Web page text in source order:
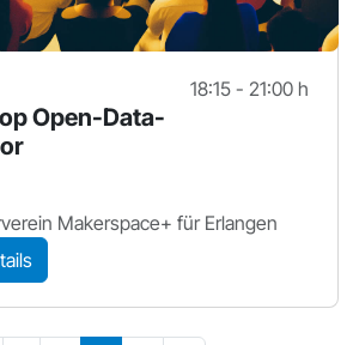
18:15 - 21:00 h
Open-Data-
Makerspace+ für Erlangen